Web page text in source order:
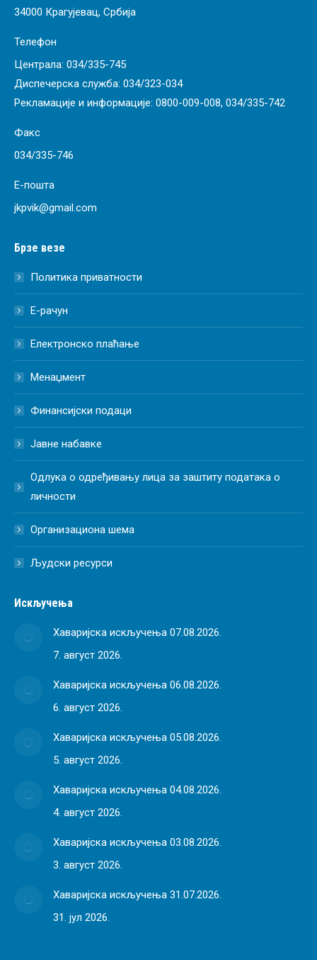
34000 Крагујевац, Србија
Телефон
Централа: 034/335-745
Диспечерска служба: 034/323-034
Рекламације и информације: 0800-009-008, 034/335-742
Факс
034/335-746
Е-пошта
jkpvik@gmail.com
Брзе везе
Политика приватности
Е-рачун
Електронско плаћање
Менаџмент
Финансијски подаци
Јавне набавке
Одлука о одређивању лица за заштиту података о
личности
Организациона шема
Људски ресурси
Искључења
Хаваријска искључења 07.08.2026.
7. август 2026.
Хаваријска искључења 06.08.2026.
6. август 2026.
Хаваријска искључења 05.08.2026.
5. август 2026.
Хаваријска искључења 04.08.2026.
4. август 2026.
Хаваријска искључења 03.08.2026.
3. август 2026.
Хаваријска искључења 31.07.2026.
31. јул 2026.